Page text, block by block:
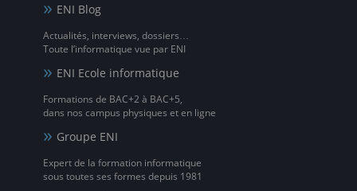
ENI Blog
Actualités, interviews, dossiers…
Toute l’informatique vue par ENI
ENI Ecole informatique
Formations de BAC+2 à BAC+5,
dans nos campus physiques et en ligne
Groupe ENI
Expert de la formation informatique
sous toutes ses formes depuis 1981